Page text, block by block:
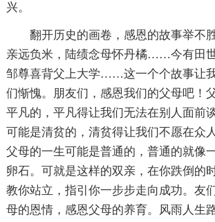
兴。
翻开历史的画卷，感恩的故事举不
亲远负米，陆绩念母怀丹橘……今有田
邹尊喜背父上大学……这一个个故事让
们惭愧。朋友们，感恩我们的父母吧！
平凡的，平凡得让我们无法在别人面前
可能是清贫的，清贫得让我们不愿在众
父母的一生可能是普通的，普通的就像
卵石。可就是这样的双亲，在你跌倒的
教你站立，指引你一步步走向成功。友
母的恩情，感恩父母的养育。风雨人生